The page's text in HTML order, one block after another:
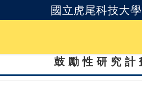
國立虎尾科技大
鼓勵性研究計